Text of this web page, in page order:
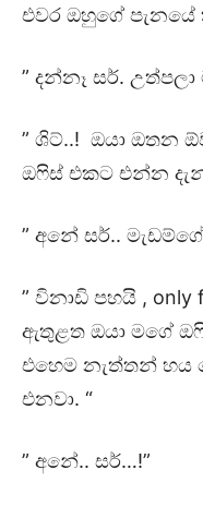
එවර ඔහුගේ
” දන්නෑ සර්.
” ශිට්..! ඔයා ඔතන
ඔෆිස් එකට එන්න
” අනේ සර්..
” විනාඩි පහයි , only
ඇතුළත ඔයා මගේ
එහෙම නැත්තන් හය
එනවා. “
” අනේ.. සර්…!”